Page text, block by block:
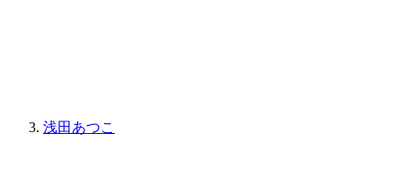
浅田あつこ